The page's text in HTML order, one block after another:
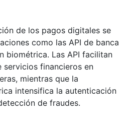
de los pagos digitales se
como las API de banca
biométrica. Las API facilitan
financieros en
mientras que la
intensifica la autenticación
de fraudes.